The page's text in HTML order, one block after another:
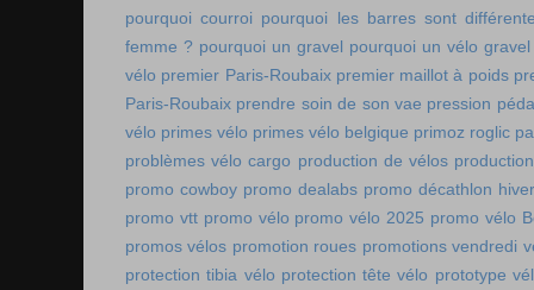
pourquoi courroi pourquoi les barres sont
femme ? pourquoi un gravel pourquoi un vélo gravel
vélo premier Paris-Roubaix premier maillot à poids
Paris-Roubaix prendre soin de son vae pression
vélo primes vélo primes vélo belgique primoz roglic
problèmes vélo cargo production de vélos
promo cowboy promo dealabs promo décathlon hiver
promo vtt promo vélo promo vélo 2025 promo vélo
promos vélos promotion roues promotions vendredi
protection tibia vélo protection tête vélo prototype